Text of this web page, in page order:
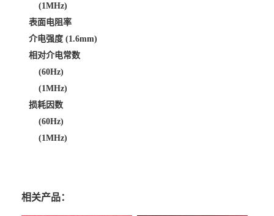
(1MHz)
表面电阻率
介电强度 (1.6mm)
相对介电常数
(60Hz)
(1MHz)
损耗因数
(60Hz)
(1MHz)
相关产品：